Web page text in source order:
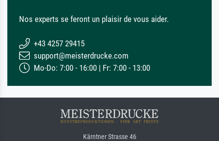
Nos experts se feront un plaisir de vous aider.
+43 4257 29415
support@meisterdrucke.com
Mo-Do: 7:00 - 16:00 | Fr: 7:00 - 13:00
Kärntner Strasse 46